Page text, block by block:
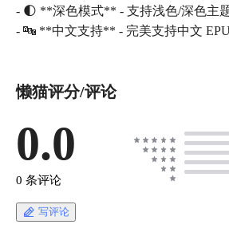
- 🌓 **深色模式** - 支持浅色/深色主
懒猫评分/评论
0.0
0 条评论
写评论